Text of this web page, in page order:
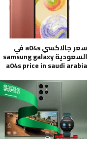
سعر جالاكسي a04s في
السعودية samsung galaxy
a04s price in saudi arabia